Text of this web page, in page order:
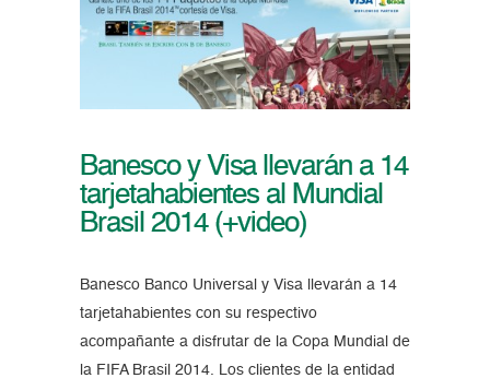
Banesco y Visa llevarán a 14
tarjetahabientes al Mundial
Brasil 2014 (+video)
Banesco Banco Universal y Visa llevarán a 14
tarjetahabientes con su respectivo
acompañante a disfrutar de la Copa Mundial de
la FIFA Brasil 2014. Los clientes de la entidad